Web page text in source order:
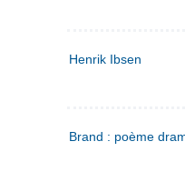
Henrik Ibsen
Brand : poème